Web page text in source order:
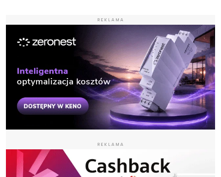
REKLAMA
REKLAMA